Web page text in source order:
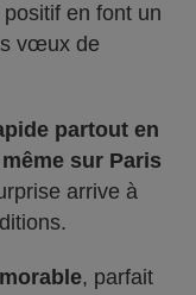
en font un
vœux de
partout en
sur Paris
arrive à
, parfait